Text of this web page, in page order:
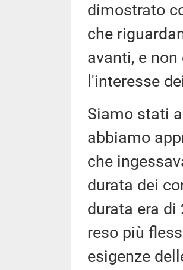
dimostrato
che
avanti, e
l'interesse
Siamo stati
abbiamo
che
durata dei
durata era
reso più
esigenze